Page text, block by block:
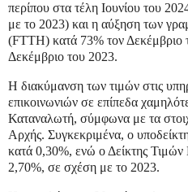
περίπου στα τέλη Ιουνίου του
με το 2023) και η αύξηση των
(FTTH) κατά 73% τον Δεκέμβριο
Δεκέμβριο του 2023.
Η διακύμανση των τιμών στις
επικοινωνιών σε επίπεδα
Καταναλωτή, σύμφωνα με τα
Αρχής. Συγκεκριμένα, ο
κατά 0,30%, ενώ ο Δείκτης
2,70%, σε σχέση με το 2023.